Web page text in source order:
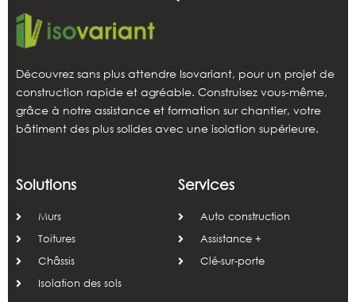
Découvrez sans plus attendre Isovariant, pour un projet de
construction rapide et agréable. Construisez vous-même,
grâce à notre assistance et formation sur chantier, votre
bâtiment des plus solides avec une isolation supérieure.
Solutions
Murs
Toitures
Châssis
Isolation des sols
Services
Auto construction
Assistance +
Clé-sur-porte